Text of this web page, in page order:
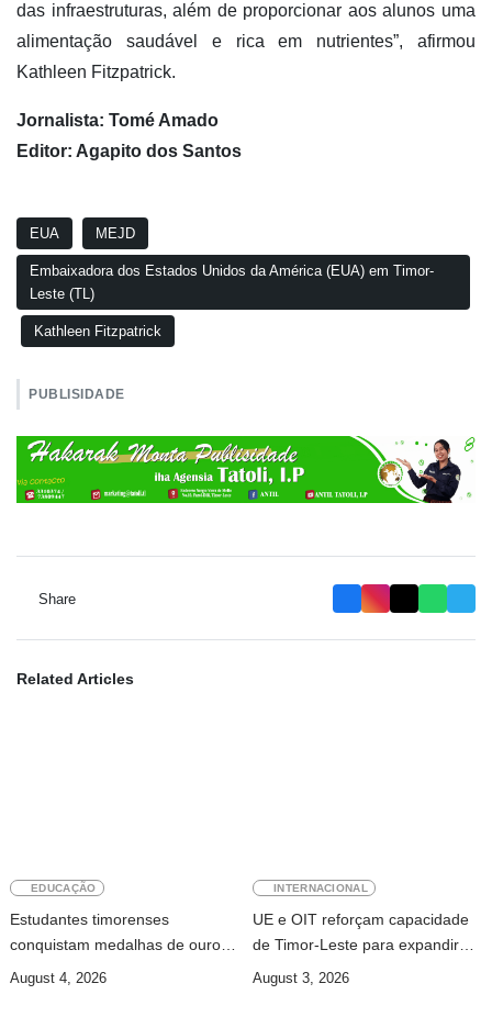
das infraestruturas, além de proporcionar aos alunos uma
alimentação saudável e rica em nutrientes”, afirmou
Kathleen Fitzpatrick.
Jornalista: Tomé Amado
Editor: Agapito dos Santos
EUA MEJD
Embaixadora dos Estados Unidos da América (EUA) em Timor-
Leste (TL)
Kathleen Fitzpatrick
PUBLISIDADE
Share
Related Articles
EDUCAÇÃO
Estudantes timorenses
conquistam medalhas de ouro e
prata na Conferência da ASEAN
August 4, 2026
INTERNACIONAL
UE e OIT reforçam capacidade
de Timor-Leste para expandir
cobertura da segurança social
August 3, 2026